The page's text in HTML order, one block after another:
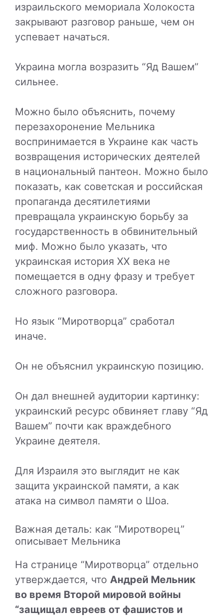
израильского мемориала Холокоста
закрывают разговор раньше, чем он
успевает начаться.
Украина могла возразить “Яд Вашем”
сильнее.
Можно было объяснить, почему
перезахоронение Мельника
воспринимается в Украине как часть
возвращения исторических деятелей
в национальный пантеон. Можно было
показать, как советская и российская
пропаганда десятилетиями
превращала украинскую борьбу за
государственность в обвинительный
миф. Можно было указать, что
украинская история XX века не
помещается в одну фразу и требует
сложного разговора.
Но язык “Миротворца” сработал
иначе.
Он не объяснил украинскую позицию.
Он дал внешней аудитории картинку:
украинский ресурс обвиняет главу “Яд
Вашем” почти как враждебного
Украине деятеля.
Для Израиля это выглядит не как
защита украинской памяти, а как
атака на символ памяти о Шоа.
Важная деталь: как “Миротворец”
описывает Мельника
На странице “Миротворца” отдельно
утверждается, что Андрей Мельник
во время Второй мировой войны
“защищал евреев от фашистов и